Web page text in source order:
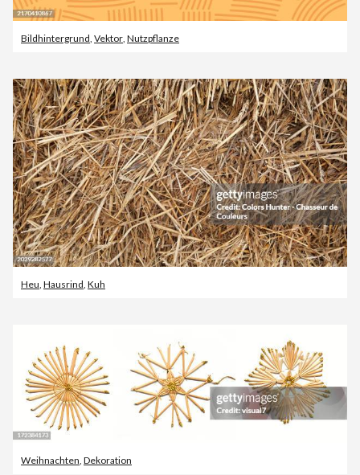
Bildhintergrund Vektor Nutzpflanze
Heu, Hausrind, Kuh
Weihnachten Dekoration